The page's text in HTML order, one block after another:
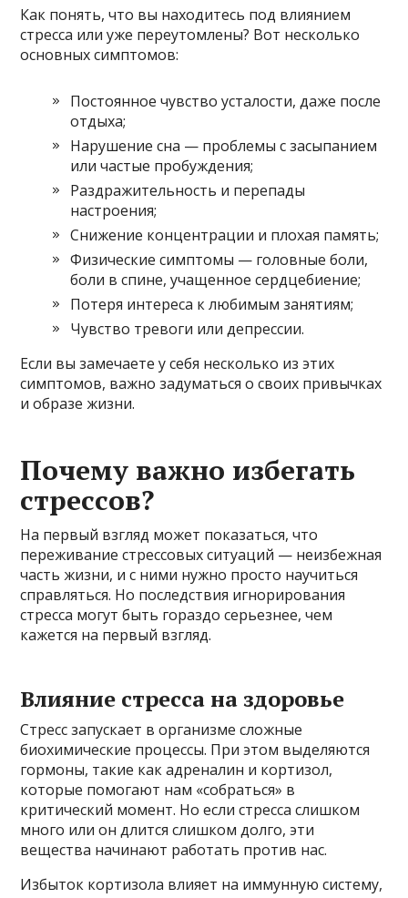
Как понять, что вы находитесь под влиянием
стресса или уже переутомлены? Вот несколько
основных симптомов:
Постоянное чувство усталости, даже после
отдыха;
Нарушение сна — проблемы с засыпанием
или частые пробуждения;
Раздражительность и перепады
настроения;
Снижение концентрации и плохая память;
Физические симптомы — головные боли,
боли в спине, учащенное сердцебиение;
Потеря интереса к любимым занятиям;
Чувство тревоги или депрессии.
Если вы замечаете у себя несколько из этих
симптомов, важно задуматься о своих привычках
и образе жизни.
Почему важно избегать
стрессов?
На первый взгляд может показаться, что
переживание стрессовых ситуаций — неизбежная
часть жизни, и с ними нужно просто научиться
справляться. Но последствия игнорирования
стресса могут быть гораздо серьезнее, чем
кажется на первый взгляд.
Влияние стресса на здоровье
Стресс запускает в организме сложные
биохимические процессы. При этом выделяются
гормоны, такие как адреналин и кортизол,
которые помогают нам «собраться» в
критический момент. Но если стресса слишком
много или он длится слишком долго, эти
вещества начинают работать против нас.
Избыток кортизола влияет на иммунную систему,